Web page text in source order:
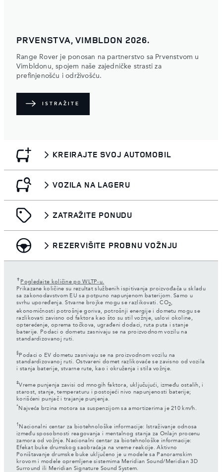
PRVENSTVA, VIMBLDON 2026.
Range Rover je ponosan na partnerstvo sa Prvenstvom u
Vimbldonu, spojem naše zajedničke strasti za
prefinjenošću i održivošću.
ISTRAŽITE
KREIRAJTE SVOJ AUTOMOBIL
VOZILA NA LAGERU
ZATRAŽITE PONUDU
REZERVIŠITE PROBNU VOŽNJU
✝ Pogledajte količine po WLTP-u.
Prikazane količine su rezultat službenih ispitivanja proizvođača u skladu
sa zakonodavstvom EU sa potpuno napunjenom baterijom. Samo u
svrhu upoređenja. Stvarne brojke mogu se razlikovati. CO2,
ekonomičnosti potrošnje goriva, potrošnji energije i dometu mogu se
razlikovati zavisno od faktora kao što su stil vožnje, uslovi okoline,
opterećenje, oprema točkova, ugrađeni dodaci, ruta puta i stanje
baterije. Podaci o dometu zasnivaju se na proizvodnom vozilu na
standardizovanoj ruti.
§ Podaci o EV dometu zasnivaju se na proizvodnom vozilu na
standardizovanoj ruti. Ostvareni domet razlikovaće se zavisno od vozila
i stanja baterije, stvarne rute, kao i okruženja i stila vožnje.
‡Vreme punjenja zavisi od mnogih faktora, uključujući, između ostalih, i
starost, stanje, temperaturu i postojeći nivo napunjenosti baterije;
korišćeni punjač i trajanje punjenja.
* Najveća brzina motora sa suspenzijom sa amortizerima je 210 km/h.
1 Nacionalni centar za biotehnološke informacije: Istraživanje odnosa
između sposobnosti reagovanja i mentalnog stanja za Onlajn procenu
zamora od vožnje. Nacionalni centar za biotehnološke informacije:
Efekat buke drumskog saobraćaja na vreme reakcije. Aktivno
Poništavanje drumske buke uključeno je u modele sa Panoramskim
krovom i modele opremljene sistemima Meridian Sound/Meridian 3D
Surround ili Meridian Signature Sound System.